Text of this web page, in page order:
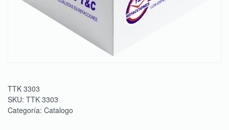
TTK 3303
SKU: TTK 3303
Categoría: Catalogo